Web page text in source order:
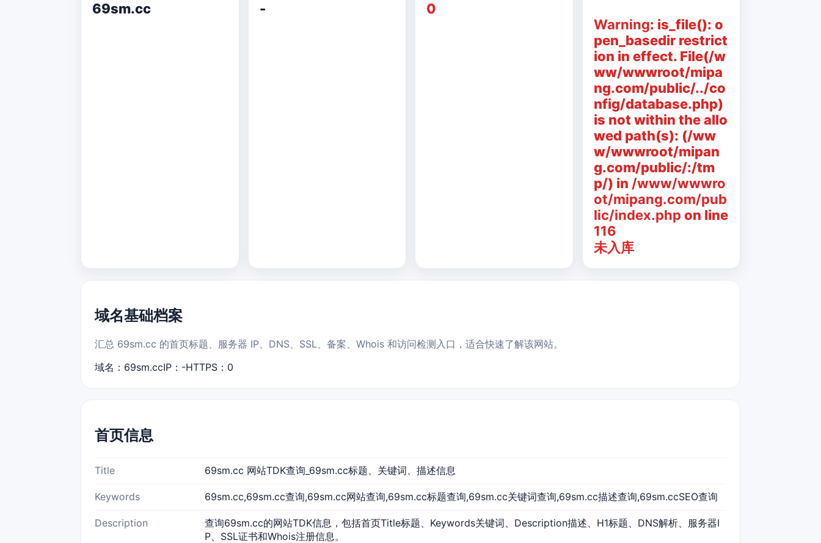
69sm.cc - 0
Warning: is_file(): o
pen_basedir restrict
ion in effect. File(/w
ww/wwwroot/mipa
ng.com/public/../co
nfig/database.php)
is not within the allo
wed path(s): (/ww
w/wwwroot/mipan
g.com/public/:/tm
p/) in /www/wwwro
ot/mipang.com/pub
lic/index.php on line
116
未入库
域名基础档案
汇总 69sm.cc 的首页标题、服务器 IP、DNS、SSL、备案、Whois 和访问检测入口，适合快速了解该网站。
域名：69sm.ccIP：-HTTPS：0
首页信息
Title 69sm.cc 网站TDK查询_69sm.cc标题、关键词、描述信息
Keywords 69sm.cc,69sm.cc查询,69sm.cc网站查询,69sm.cc标题查询,69sm.cc关键词查询,69sm.cc描述查询,69sm.ccSEO查询
Description
查询69sm.cc的网站TDK信息，包括首页Title标题、Keywords关键词、Description描述、H1标题、DNS解析、服务器I
P、SSL证书和Whois注册信息。